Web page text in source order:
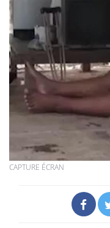
CAPTURE ÉCRAN